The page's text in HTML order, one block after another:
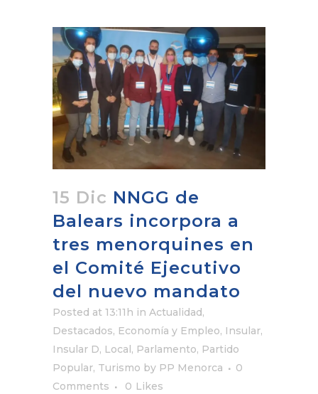
15 Dic NNGG de
Balears incorpora a
tres menorquines en
el Comité Ejecutivo
del nuevo mandato
Posted at 13:11h in Actualidad,
Destacados, Economía y Empleo, Insular,
Insular D, Local, Parlamento, Partido
Popular, Turismo by PP Menorca
0
Comments
0 Likes